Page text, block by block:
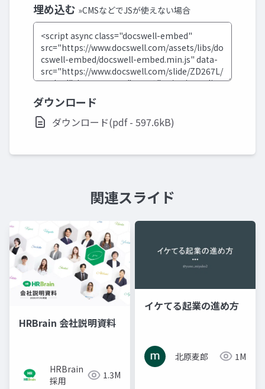
埋め込む »CMSなどでJSが使えない場合
ダウンロード
ダウンロード(pdf - 597.6kB)
関連スライド
HRBrain 会社説明資料
HRBrain
採用
1.3M
イケてる起業の進め方
北原麦郎 1M